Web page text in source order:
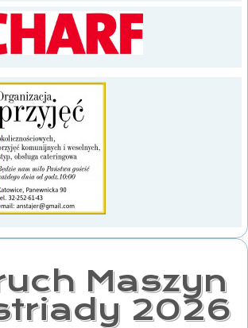
Maszyn
2026